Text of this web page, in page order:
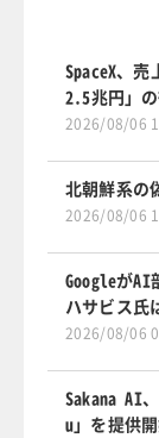
SpaceX、
2.5兆円」
2026/08/06
北朝鮮系の
2026/08/06
GoogleがAI
ハサビス氏
2026/08/06
Sakana AI
u」を提供